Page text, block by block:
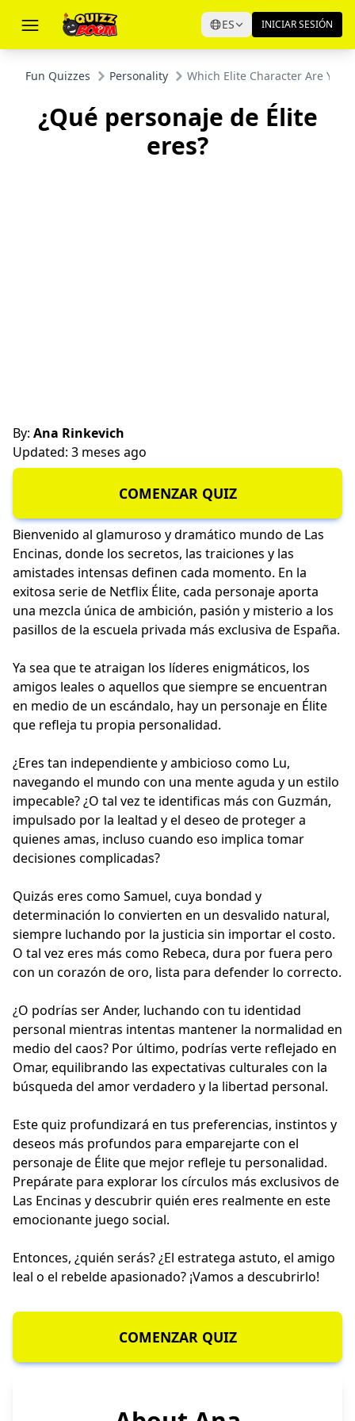
ES INICIAR SESIÓN
Fun Quizzes Personality Which Elite Character Are You?
¿Qué personaje de Élite
eres?
By: Ana Rinkevich
Updated: 3 meses ago
COMENZAR QUIZ
Bienvenido al glamuroso y dramático mundo de Las
Encinas, donde los secretos, las traiciones y las
amistades intensas definen cada momento. En la
exitosa serie de Netflix Élite, cada personaje aporta
una mezcla única de ambición, pasión y misterio a los
pasillos de la escuela privada más exclusiva de España.
Ya sea que te atraigan los líderes enigmáticos, los
amigos leales o aquellos que siempre se encuentran
en medio de un escándalo, hay un personaje en Élite
que refleja tu propia personalidad.
¿Eres tan independiente y ambicioso como Lu,
navegando el mundo con una mente aguda y un estilo
impecable? ¿O tal vez te identificas más con Guzmán,
impulsado por la lealtad y el deseo de proteger a
quienes amas, incluso cuando eso implica tomar
decisiones complicadas?
Quizás eres como Samuel, cuya bondad y
determinación lo convierten en un desvalido natural,
siempre luchando por la justicia sin importar el costo.
O tal vez eres más como Rebeca, dura por fuera pero
con un corazón de oro, lista para defender lo correcto.
¿O podrías ser Ander, luchando con tu identidad
personal mientras intentas mantener la normalidad en
medio del caos? Por último, podrías verte reflejado en
Omar, equilibrando las expectativas culturales con la
búsqueda del amor verdadero y la libertad personal.
Este quiz profundizará en tus preferencias, instintos y
deseos más profundos para emparejarte con el
personaje de Élite que mejor refleje tu personalidad.
Prepárate para explorar los círculos más exclusivos de
Las Encinas y descubrir quién eres realmente en este
emocionante juego social.
Entonces, ¿quién serás? ¿El estratega astuto, el amigo
leal o el rebelde apasionado? ¡Vamos a descubrirlo!
COMENZAR QUIZ